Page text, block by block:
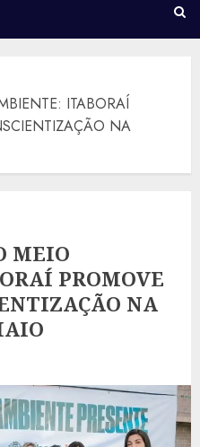
ITABORAÍ
NA
MEIO
PROMOVE
NA